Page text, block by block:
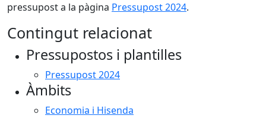
pressupost a la pàgina Pressupost 2024.
Contingut relacionat
Pressupostos i plantilles
Pressupost 2024
Àmbits
Economia i Hisenda